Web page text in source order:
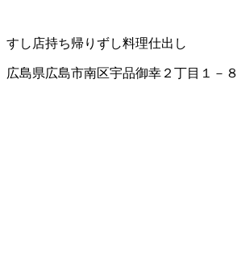
すし店持ち帰りずし料理仕出し
広島県広島市南区宇品御幸２丁目１－８